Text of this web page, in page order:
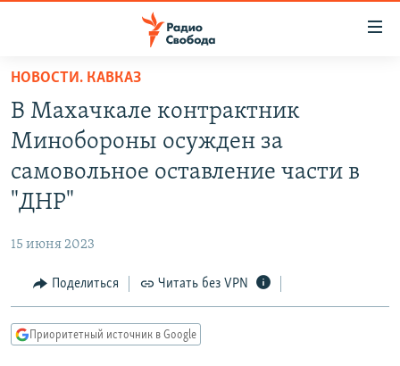
упрощенного
доступа
Вернуться
основному
содержанию
навигации
Вернутся
ПОДКАСТЫ
АВТОРСКИЕ ПРОЕКТЫ
ЦИТАТЫ СВОБОДЫ
IDEL.РЕАЛИИ
КАВКАЗ.РЕАЛИИ
НОВОСТИ. КАВКАЗ
В Махачкале контрактник
Минобороны осужден за
самовольное оставление части в
"ДНР"
15 июня 2023
Поделиться Читать без VPN
Приоритетный источник в Google